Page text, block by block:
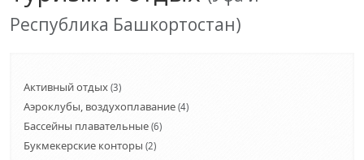
Республика Башкортостан)
Активный отдых (3)
Аэроклубы, воздухоплавание (4)
Бассейны плавательные (6)
Букмекерские конторы (2)